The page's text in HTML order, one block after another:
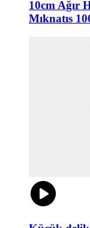
10cm Ağır
Mıknatıs